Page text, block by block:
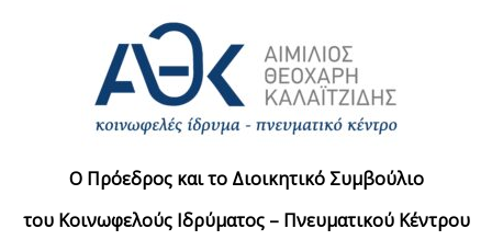
Ο Πρόεδρος και το Διοικητικό Συμβούλιο
του Κοινωφελούς Ιδρύματος – Πνευματικού Κέντρου